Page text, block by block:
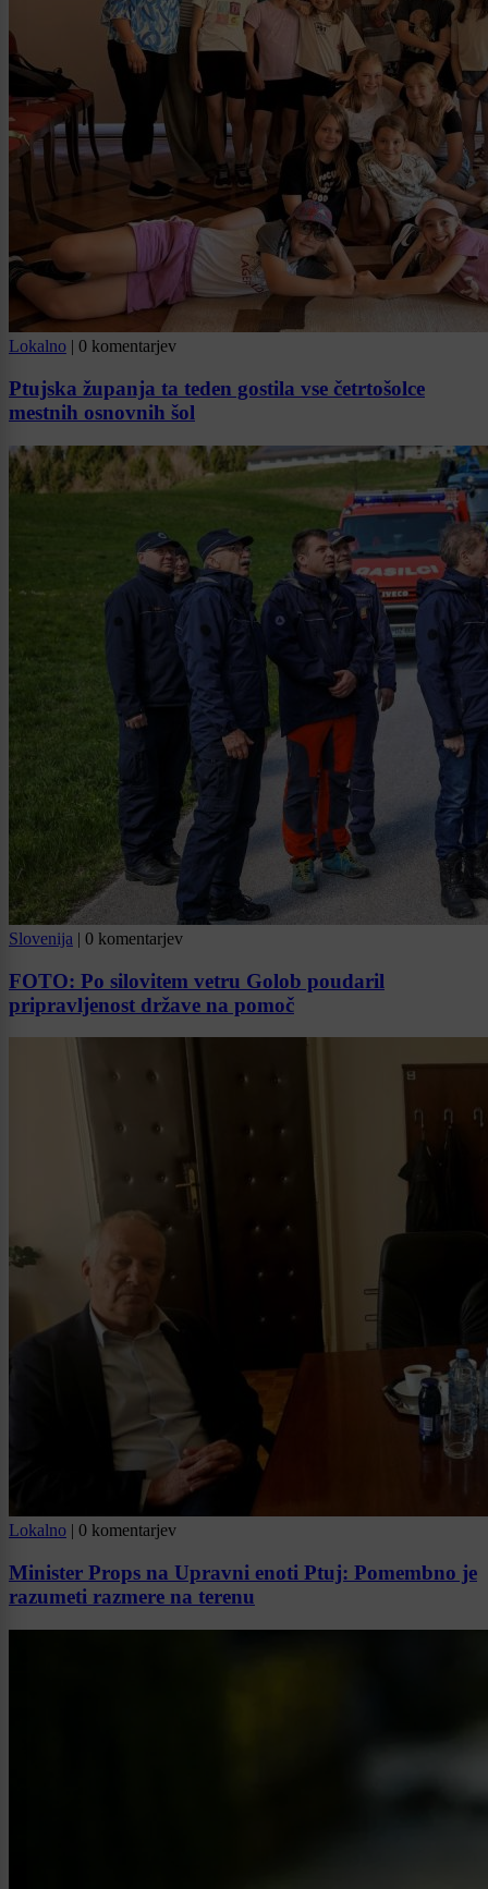
Lokalno | 0 komentarjev
Ptujska županja ta teden gostila vse četrtošolce
mestnih osnovnih šol
Slovenija | 0 komentarjev
FOTO: Po silovitem vetru Golob poudaril
pripravljenost države na pomoč
Lokalno | 0 komentarjev
Minister Props na Upravni enoti Ptuj: Pomembno je
razumeti razmere na terenu